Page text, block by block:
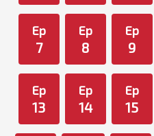
Ep
7
Ep
8
Ep
9
Ep
13
Ep
14
Ep
15